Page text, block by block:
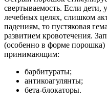
свертываемость. Если
лечебных целях, слишком
падениям, то пустяковая
развитием кровотечения.
(особенно в форме
принимающим:
барбитураты;
антикоагулянты;
бета-блокаторы.